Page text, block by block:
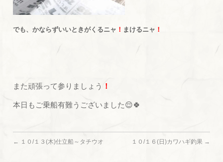
でも、かならずいいときがくるニャ ！ まけるニャ ！
また頑張って参りましょう ！
本日もご乗船有難うございました😌🍀
← １０/１３(木)仕立船～タチウオ １０/１６(日)カワハギ釣果 →